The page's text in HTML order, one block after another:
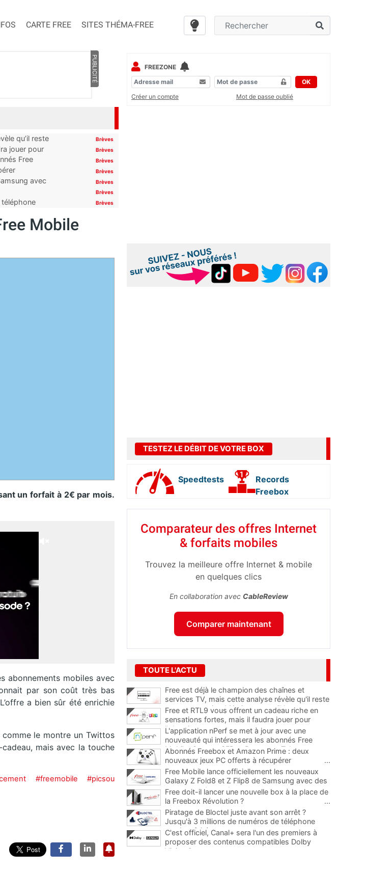
CARTE FREE SITES THÉMA-FREE
PUBLICITÉ
qu’il reste
Brèves
jouer pour
Brèves
Free
Brèves
Brèves
avec
Brèves
Brèves
téléphone
Brèves
Mobile
un forfait à 2€ par mois.
abonnements mobiles avec
par son coût très bas
a bien sûr été enrichie
le montre un Twittos
mais avec la touche
#freemobile
#picsou
FREEZONE
OK
Créer un compte
Mot de passe oublié
TESTEZ LE DÉBIT DE VOTRE BOX
Speedtests
Records
Freebox
Comparateur des offres Internet
& forfaits mobiles
Trouvez la meilleure offre Internet & mobile
en quelques clics
En collaboration avec CableReview
Comparer maintenant
TOUTE L'ACTU
Free est déjà le champion des chaînes et
services TV, mais cette analyse révèle qu'il reste
encore au moins 141 ajouts possibles
Free et RTL9 vous offrent un cadeau riche en
sensations fortes, mais il faudra jouer pour
l'obtenir
L'application nPerf se met à jour avec une
nouveauté qui intéressera les abonnés Free
Mobile, Orange, SFR et Bouygues Telecom
Abonnés Freebox et Amazon Prime : deux
nouveaux jeux PC offerts à récupérer
...
Free Mobile lance officiellement les nouveaux
Galaxy Z Fold8 et Z Flip8 de Samsung avec des
promos et des cadeaux
...
Free doit-il lancer une nouvelle box à la place de
la Freebox Révolution ?
...
Piratage de Bloctel juste avant son arrêt ?
Jusqu'à 3 millions de numéros de téléphone
auraient fuité
C'est officiel, Canal+ sera l'un des premiers à
proposer des contenus compatibles Dolby
Vision 2